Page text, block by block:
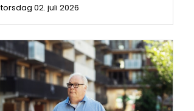
torsdag 02. juli 2026